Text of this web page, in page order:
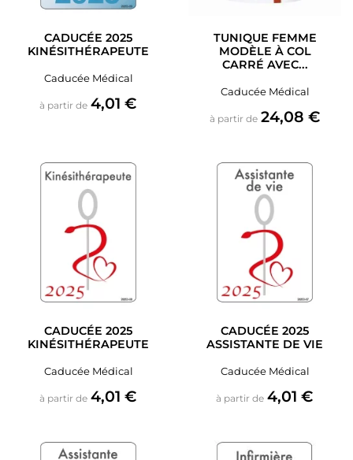
CADUCÉE 2025
KINÉSITHÉRAPEUTE
Caducée Médical
à partir de Prix
4,01 €
TUNIQUE FEMME
MODÈLE À COL
CARRÉ AVEC...
Caducée Médical
à partir de Prix
24,08 €
CADUCÉE 2025
KINÉSITHÉRAPEUTE
Caducée Médical
à partir de Prix
4,01 €
CADUCÉE 2025
ASSISTANTE DE VIE
Caducée Médical
à partir de Prix
4,01 €